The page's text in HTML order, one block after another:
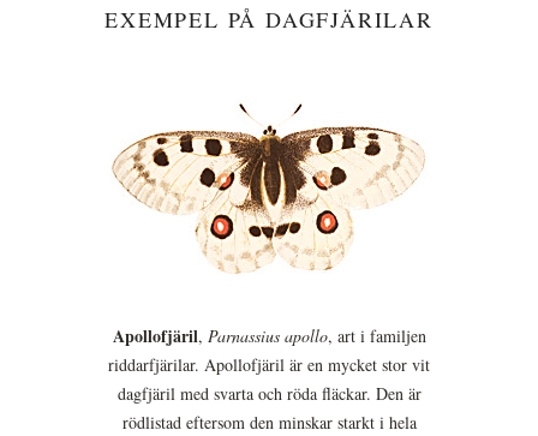
EXEMPEL PÅ DAGFJÄRILAR
Apollofjäril, Parnassius apollo, art i familjen
riddarfjärilar. Apollofjäril är en mycket stor vit
dagfjäril med svarta och röda fläckar. Den är
rödlistad eftersom den minskar starkt i hela